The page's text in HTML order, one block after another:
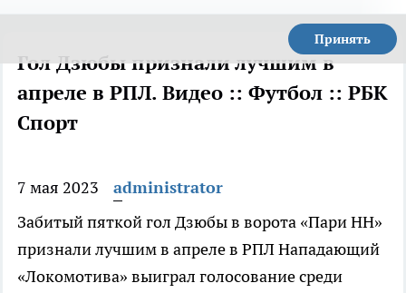
Принять
Гол Дзюбы признали лучшим в
апреле в РПЛ. Видео :: Футбол :: РБК
Спорт
7 мая 2023
administrator
Забитый пяткой гол Дзюбы в ворота «Пари НН»
признали лучшим в апреле в РПЛНападающий
«Локомотива» выиграл голосование среди